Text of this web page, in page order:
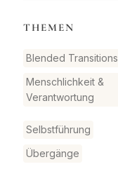
THEMEN
Blended Transitions
Menschlichkeit &
Verantwortung
Selbstführung
Übergänge